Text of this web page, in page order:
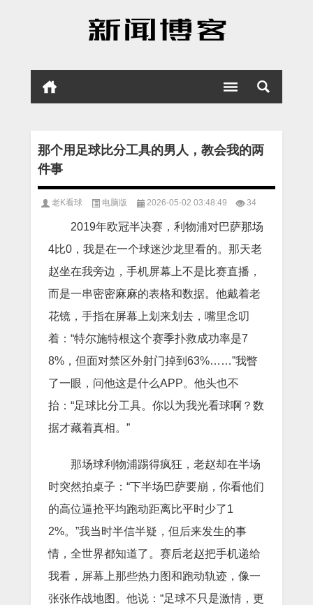
那个用足球比分工具的男人，教会我的两
件事
老K看球 电脑版 2026-05-02 03:48:49 34
2019年欧冠半决赛，利物浦对巴萨那场
4比0，我是在一个球迷沙龙里看的。那天老
赵坐在我旁边，手机屏幕上不是比赛直播，
而是一串密密麻麻的表格和数据。他戴着老
花镜，手指在屏幕上划来划去，嘴里念叨
着：“特尔施特根这个赛季扑救成功率是7
8%，但面对禁区外射门掉到63%……”我瞥
了一眼，问他这是什么APP。他头也不
抬：“足球比分工具。你以为我光看球啊？数
据才藏着真相。”
那场球利物浦踢得疯狂，老赵却在半场
时突然拍桌子：“下半场巴萨要崩，你看他们
的高位逼抢平均跑动距离比平时少了1
2%。”我当时半信半疑，但后来发生的事
情，全世界都知道了。赛后老赵把手机递给
我看，屏幕上那些热力图和跑动轨迹，像一
张张作战地图。他说：“足球不只是激情，更